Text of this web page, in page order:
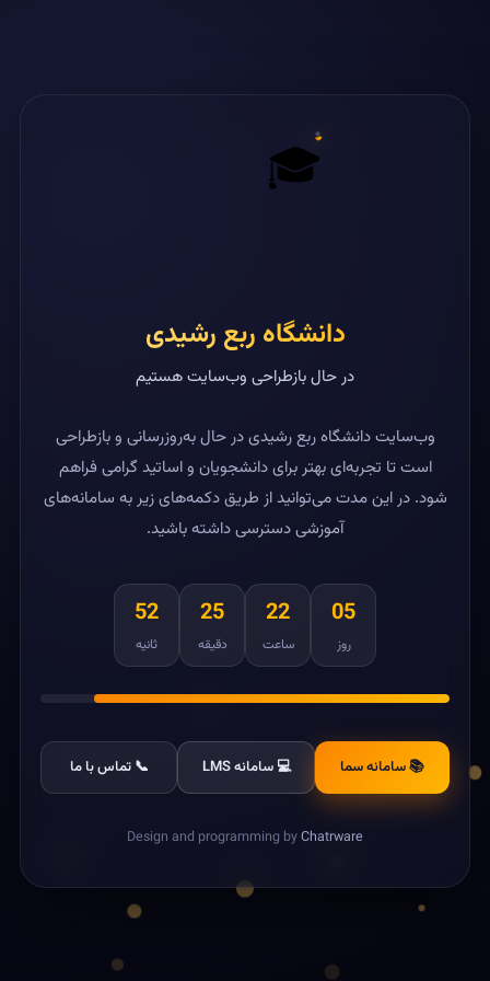
🎓
دانشگاه ربع رشیدی
در حال بازطراحی وب‌سایت هستیم
وب‌سایت دانشگاه ربع رشیدی در حال به‌روزرسانی و بازطراحی
است تا تجربه‌ای بهتر برای دانشجویان و اساتید گرامی فراهم
شود. در این مدت می‌توانید از طریق دکمه‌های زیر به سامانه‌های
آموزشی دسترسی داشته باشید.
05
روز
22
ساعت
25
دقیقه
52
ثانیه
📚 سامانه سما 💻 سامانه LMS 📞 تماس با ما
Design and programming byChatrware